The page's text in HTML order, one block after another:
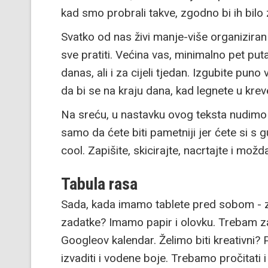
kad smo probrali takve, zgodno bi ih
Svatko od nas živi manje-više
sve pratiti. Većina vas, minimalno pet
danas, ali i za cijeli tjedan. Izgubite
da bi se na kraju dana, kad legnete u
Na sreću, u nastavku ovog teksta
samo da ćete biti pametniji jer ćete si s
cool. Zapišite, skicirajte, nacrtajte i
Tabula rasa
Sada, kada imamo tablete pred sobom -
zadatke? Imamo papir i olovku. Trebam
Googleov kalendar. Želimo biti
izvaditi i vodene boje. Trebamo pročitati